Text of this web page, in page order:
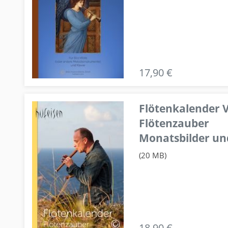
17,90 €
Flötenkalender
Flötenzauber
Monatsbilder
(20 MB)